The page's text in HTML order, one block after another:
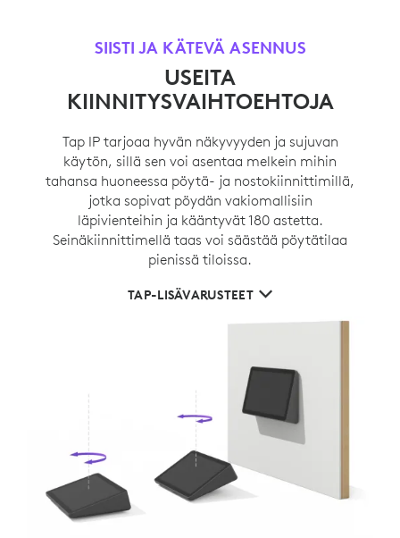
SIISTI JA KÄTEVÄ ASENNUS
USEITA
KIINNITYSVAIHTOEHTOJA
Tap IP tarjoaa hyvän näkyvyyden ja sujuvan
käytön, sillä sen voi asentaa melkein mihin
tahansa huoneessa pöytä- ja nostokiinnittimillä,
jotka sopivat pöydän vakiomallisiin
läpivienteihin ja kääntyvät 180 astetta.
Seinäkiinnittimellä taas voi säästää pöytätilaa
pienissä tiloissa.
TAP-LISÄVARUSTEET